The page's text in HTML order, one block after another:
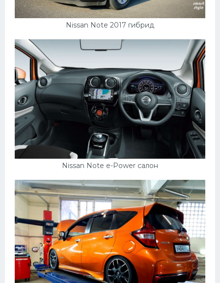
Nissan Note 2017 гибрид
Nissan Note e-Power салон